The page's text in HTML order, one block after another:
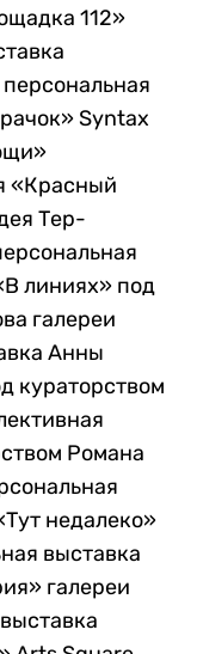
112»
Syntax
«Красный
Тер-
линиях» под
галереи
Анны
кураторством
Романа
недалеко»
выставка
галереи